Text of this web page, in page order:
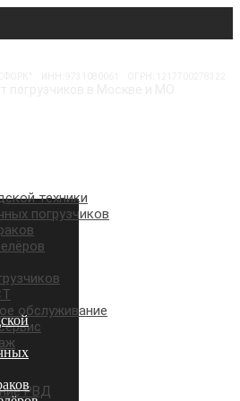
погрузчиков в Москве и МО
техники
погрузчиков
обслуживание
РВД